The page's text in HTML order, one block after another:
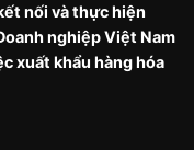
nối và thực hiện
nghiệp Việt Nam
xuất khẩu hàng hóa